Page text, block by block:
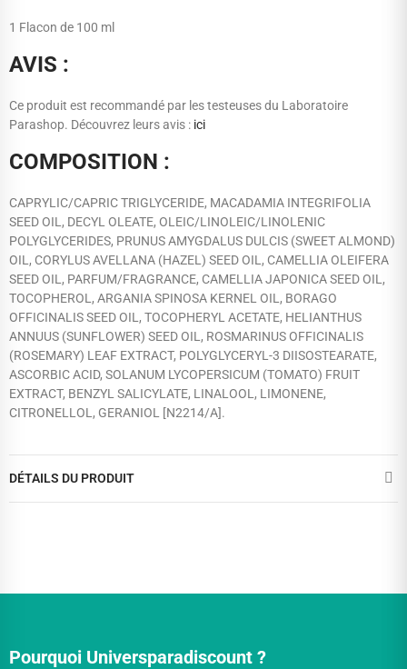
1 Flacon de 100 ml
AVIS :
Ce produit est recommandé par les testeuses du Laboratoire
Parashop. Découvrez leurs avis : ici
COMPOSITION :
CAPRYLIC/CAPRIC TRIGLYCERIDE, MACADAMIA INTEGRIFOLIA
SEED OIL, DECYL OLEATE, OLEIC/LINOLEIC/LINOLENIC
POLYGLYCERIDES, PRUNUS AMYGDALUS DULCIS (SWEET ALMOND)
OIL, CORYLUS AVELLANA (HAZEL) SEED OIL, CAMELLIA OLEIFERA
SEED OIL, PARFUM/FRAGRANCE, CAMELLIA JAPONICA SEED OIL,
TOCOPHEROL, ARGANIA SPINOSA KERNEL OIL, BORAGO
OFFICINALIS SEED OIL, TOCOPHERYL ACETATE, HELIANTHUS
ANNUUS (SUNFLOWER) SEED OIL, ROSMARINUS OFFICINALIS
(ROSEMARY) LEAF EXTRACT, POLYGLYCERYL-3 DIISOSTEARATE,
ASCORBIC ACID, SOLANUM LYCOPERSICUM (TOMATO) FRUIT
EXTRACT, BENZYL SALICYLATE, LINALOOL, LIMONENE,
CITRONELLOL, GERANIOL [N2214/A].
DÉTAILS DU PRODUIT
Pourquoi Universparadiscount ?